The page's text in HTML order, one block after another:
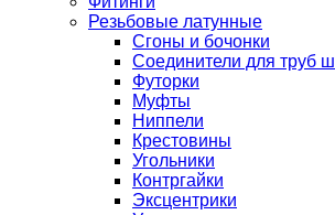
Резьбовые латунные
Сгоны и бочонки
Соединители для труб
Футорки
Муфты
Ниппели
Крестовины
Угольники
Контргайки
Эксцентрики